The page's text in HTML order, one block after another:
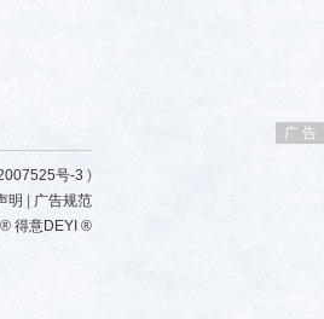
广 告
号-3 )
明
广告规范
得意DEYI ®